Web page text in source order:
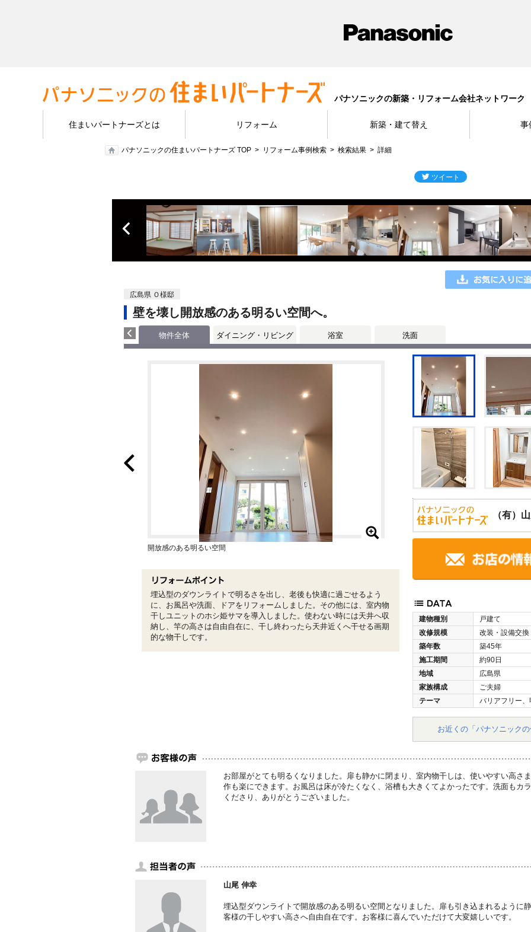
パナソニックの新築・リフォーム会社ネットワーク
住まいパートナーズとは リフォーム 新築・建て替え 事
パナソニックの住まいパートナーズ TOP リフォーム事例検索 検索結果 詳細
広島県 Ｏ様邸
壁を壊し開放感のある明るい空間へ。
物件全体 ダイニング・リビング 浴室 洗面
（有）
建物種別
戸建て
改修規模
改装・設備交換
築年数
築45年
施工期間
約90日
地域
広島県
家族構成
ご夫婦
テーマ
バリアフリー
お近くの「パナソニック
開放感のある明るい空間
埋込型のダウンライトで明るさを出し、老後も快適に過ごせるよう
に、お風呂や洗面、ドアをリフォームしました。その他には、室内物
干しユニットのホシ姫サマを導入しました。使わない時には天井へ収
納し、竿の高さは自由自在に、干し終わったら天井近くへ干せる画期
的な物干しです。
お部屋がとても明るくなりました。扉も静かに閉まり、室内物干しは、使いやすい高さ
作も楽にできます。お風呂は床が冷たくなく、浴槽も大きくてよかったです。洗面もカ
くださり、ありがとうございました。
山尾 伸幸
埋込型ダウンライトで開放感のある明るい空間となりました。扉も引き込まれるように
客様の干しやすい高さへ自由自在です。お客様に喜んでいただけて大変嬉しいです。